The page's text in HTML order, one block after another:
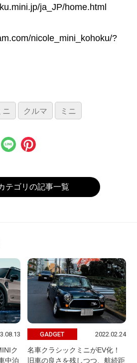
ja_JP/home.html
nicole_mini_kohoku/?
ニ クルマ ミニ
テゴリの記事一覧
ク
中泊
GADGET 2022.02.24
名車クラシックミニがEV化！
旧車の良さを残しつつ、航続距